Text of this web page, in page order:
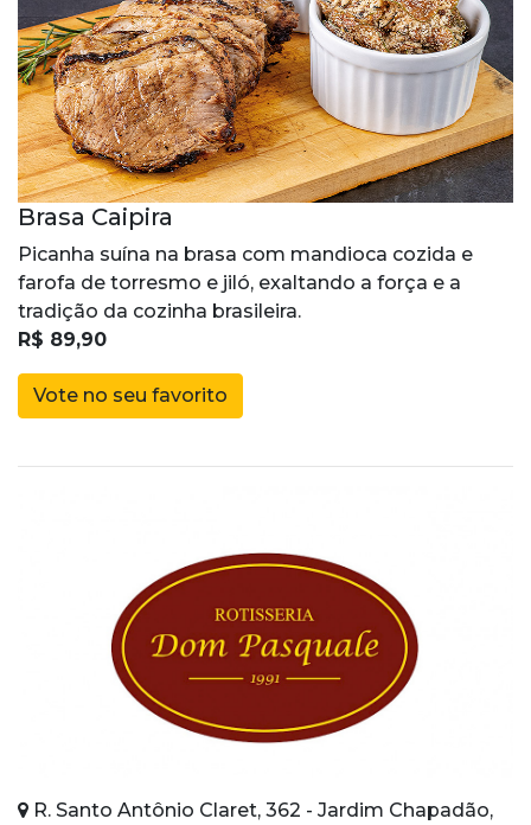
Brasa Caipira
Picanha suína na brasa com mandioca cozida e
farofa de torresmo e jiló, exaltando a força e a
tradição da cozinha brasileira.
R$ 89,90
Vote no seu favorito
R. Santo Antônio Claret, 362 - Jardim Chapadão,